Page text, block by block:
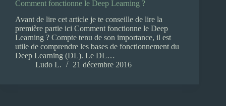
Comment fonctionne le Deep Learning ?
Avant de lire cet article je te conseille de lire la
première partie ici Comment fonctionne le Deep
Learning ? Compte tenu de son importance, il est
utile de comprendre les bases de fonctionnement du
Deep Learning (DL). Le DL…
Ludo L.
21 décembre 2016